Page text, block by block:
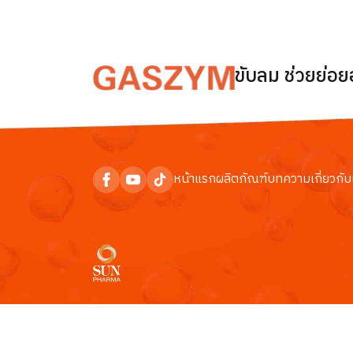
ขับลม ช่วยย่อ
หน้าแรกผลิตภัณฑ์บทความเกี่ยวกับ